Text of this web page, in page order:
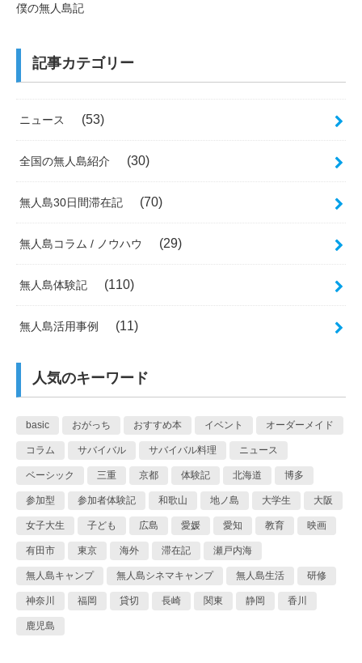
僕の無人島記
記事カテゴリー
ニュース (53)
全国の無人島紹介 (30)
無人島30日間滞在記 (70)
無人島コラム / ノウハウ (29)
無人島体験記 (110)
無人島活用事例 (11)
人気のキーワード
basic おがっち おすすめ本 イベント オーダーメイド
コラム サバイバル サバイバル料理 ニュース
ベーシック 三重 京都 体験記 北海道 博多
参加型 参加者体験記 和歌山 地ノ島 大学生 大阪
女子大生 子ども 広島 愛媛 愛知 教育 映画
有田市 東京 海外 滞在記 瀬戸内海
無人島キャンプ 無人島シネマキャンプ 無人島生活 研修
神奈川 福岡 貸切 長崎 関東 静岡 香川
鹿児島